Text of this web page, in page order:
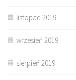
listopad 2019
wrzesień 2019
sierpień 2019